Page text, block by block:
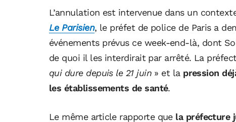
L’annulation est intervenue dans un
Le Parisien, le préfet de police de Paris a
événements prévus ce week-end-là, dont
de quoi il les interdirait par arrêté. La
qui dure depuis le 21 juin» et la pression
les établissements de santé.
Le même article rapporte quela préfecture